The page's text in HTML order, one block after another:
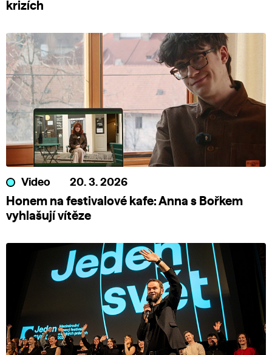
krizích
Video 20. 3. 2026
Honem na festivalové kafe: Anna s Bořkem
vyhlašují vítěze